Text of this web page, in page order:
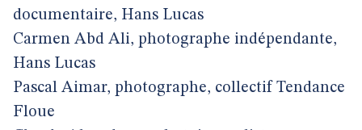
documentaire, Hans Lucas
Carmen Abd Ali, photographe indépendante,
Hans Lucas
Pascal Aimar, photographe, collectif Tendance
Floue